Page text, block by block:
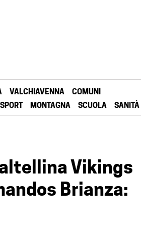
VALCHIAVENNA
COMUNI
SPORT MONTAGNA SCUOLA SANITÀ
Vikings
Brianza: